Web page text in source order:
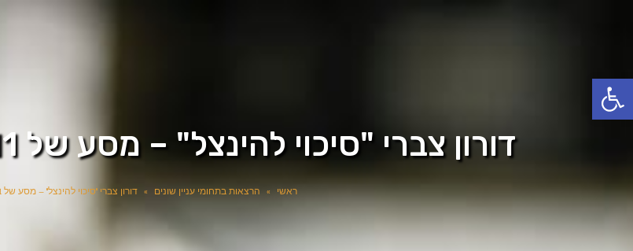
פתח סרגל נגישות
דורון צברי "סיכוי להינצל" – מסע של 11 שנים עם אביתר בנאי
ראשי » הרצאות בתחומי עניין שונים » דורון צברי "סיכוי להינצל" – מסע של 11 שנים עם אביתר בנאי